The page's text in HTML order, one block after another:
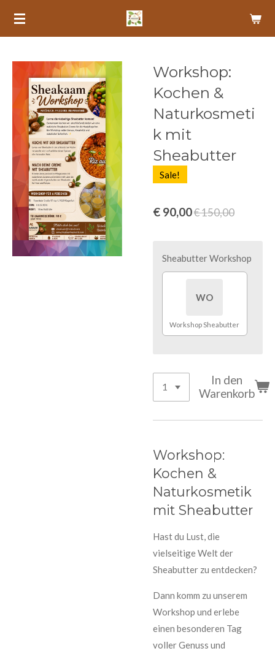
Zum
Workshop:
Kochen &
Naturkosmeti
k mit
Sheabutter
Sale!
€ 90,00€ 150,00
Sheabutter Workshop
WO
Workshop Sheabutter
In den
Warenkorb
Workshop:
Kochen &
Naturkosmetik
mit Sheabutter
Hast du Lust, die
vielseitige Welt der
Sheabutter zu entdecken?
Dann komm zu unserem
Workshop und erlebe
einen besonderen Tag
voller Genuss und